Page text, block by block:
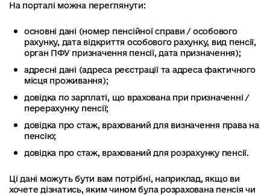
На порталі можна переглянути:
основні дані (номер пенсійної справи / особового
рахунку, дата відкриття особового рахунку, вид пенсії,
орган ПФУ призначення пенсії, дата призначення);
адресні дані (адреса реєстрації та адреса фактичного
місця проживання);
довідка по зарплаті, що врахована при призначенні /
перерахунку пенсії;
довідка про стаж, врахований для визначення права на
пенсію;
довідка про стаж, врахований для розрахунку пенсії.
Ці дані можуть бути вам потрібні, наприклад, якщо ви
хочете дізнатись, яким чином була розрахована пенсія чи